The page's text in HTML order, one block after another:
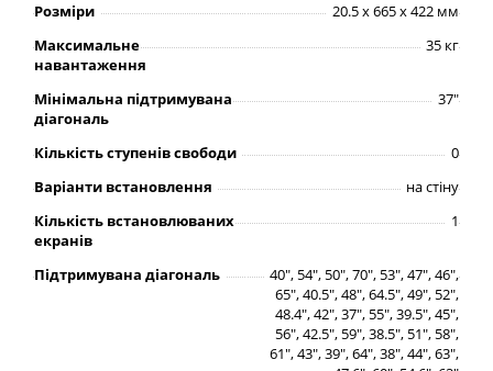
Розміри
20.5 х 665 х 422 мм
Максимальне
навантаження
35 кг
Мінімальна підтримувана
діагональ
37"
Кількість ступенів свободи
0
Варіанти встановлення
на стіну
Кількість встановлюваних
екранів
1
Підтримувана діагональ
40", 54", 50", 70", 53", 47", 46",
65", 40.5", 48", 64.5", 49", 52",
48.4", 42", 37", 55", 39.5", 45",
56", 42.5", 59", 38.5", 51", 58",
61", 43", 39", 64", 38", 44", 63",